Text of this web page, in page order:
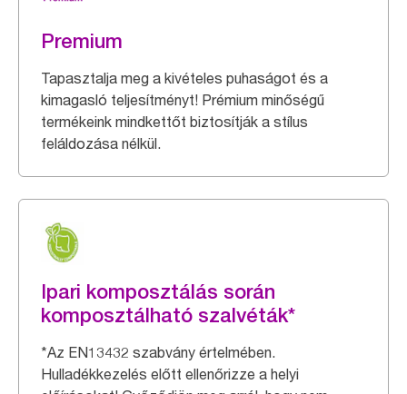
Premium
Tapasztalja meg a kivételes puhaságot és a
kimagasló teljesítményt! Prémium minőségű
termékeink mindkettőt biztosítják a stílus
feláldozása nélkül.
Ipari komposztálás során
komposztálható szalvéták*
*Az EN13432 szabvány értelmében.
Hulladékkezelés előtt ellenőrizze a helyi